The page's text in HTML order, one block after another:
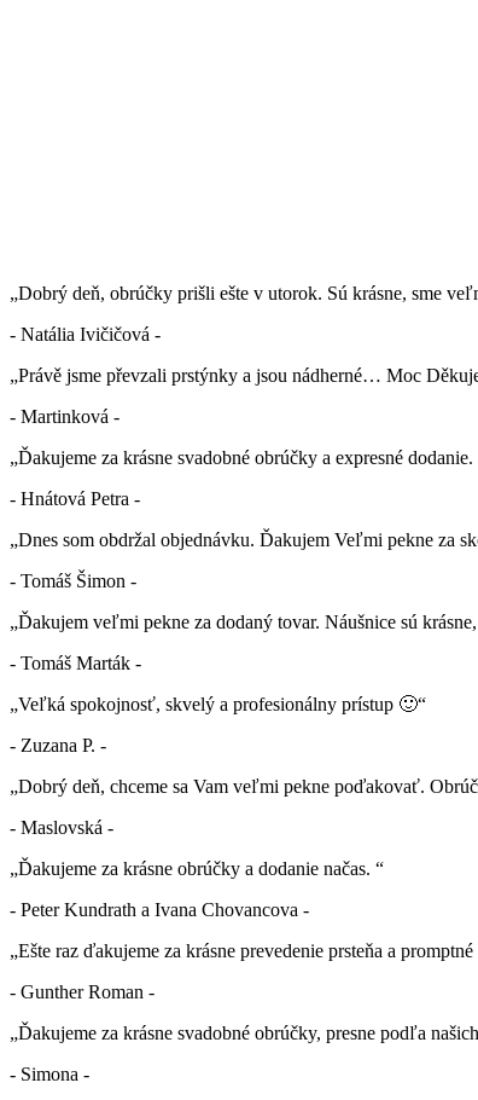
„Dobrý deň, obrúčky prišli ešte v utorok. Sú krásne, sme
- Natália Ivičičová -
„Právě jsme převzali prstýnky a jsou nádherné… Moc
- Martinková -
„Ďakujeme za krásne svadobné obrúčky a expresné
- Hnátová Petra -
„Dnes som obdržal objednávku. Ďakujem Veľmi pekne za
- Tomáš Šimon -
„Ďakujem veľmi pekne za dodaný tovar. Náušnice sú
- Tomáš Marták -
„Veľká spokojnosť, skvelý a profesionálny prístup 🙂“
- Zuzana P. -
„Dobrý deň, chceme sa Vam veľmi pekne poďakovať.
- Maslovská -
„Ďakujeme za krásne obrúčky a dodanie načas. “
- Peter Kundrath a Ivana Chovancova -
„Ešte raz ďakujeme za krásne prevedenie prsteňa a
- Gunther Roman -
„Ďakujeme za krásne svadobné obrúčky, presne podľa
- Simona -